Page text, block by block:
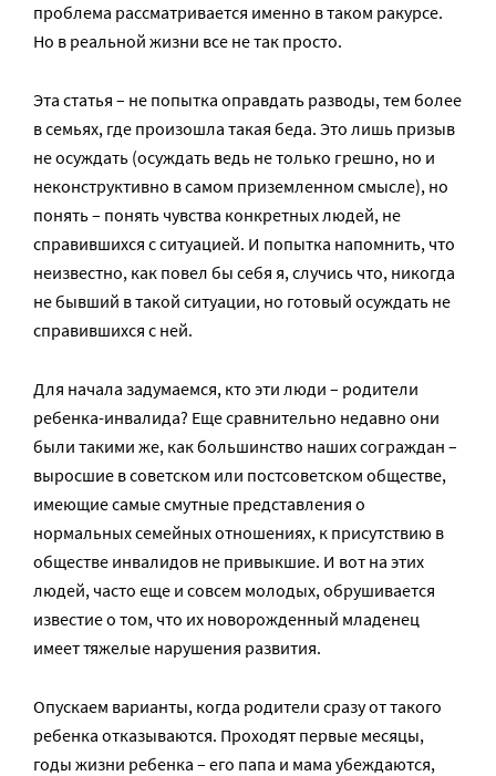
проблема рассматривается именно в таком ракурсе.
Но в реальной жизни все не так просто.
Эта статья – не попытка оправдать разводы, тем более
в семьях, где произошла такая беда. Это лишь призыв
не осуждать (осуждать ведь не только грешно, но и
неконструктивно в самом приземленном смысле), но
понять – понять чувства конкретных людей, не
справившихся с ситуацией. И попытка напомнить, что
неизвестно, как повел бы себя я, случись что, никогда
не бывший в такой ситуации, но готовый осуждать не
справившихся с ней.
Для начала задумаемся, кто эти люди – родители
ребенка-инвалида? Еще сравнительно недавно они
были такими же, как большинство наших сограждан –
выросшие в советском или постсоветском обществе,
имеющие самые смутные представления о
нормальных семейных отношениях, к присутствию в
обществе инвалидов не привыкшие. И вот на этих
людей, часто еще и совсем молодых, обрушивается
известие о том, что их новорожденный младенец
имеет тяжелые нарушения развития.
Опускаем варианты, когда родители сразу от такого
ребенка отказываются. Проходят первые месяцы,
годы жизни ребенка – его папа и мама убеждаются,